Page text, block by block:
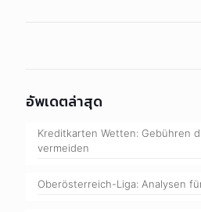
อัพเดตล่าสุด
Kreditkarten Wetten: Gebühren
vermeiden
Oberösterreich-Liga: Analysen